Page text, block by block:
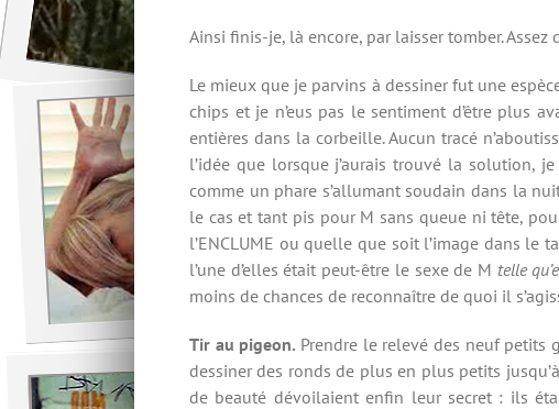
Ainsi finis-je, là encore, par laisser tomber.
Le mieux que je parvins à dessiner fut une
chips et je n’eus pas le sentiment d’être plus
entières dans la corbeille. Aucun tracé
l’idée que lorsque j’aurais trouvé la solution,
comme un phare s’allumant soudain dans la
le cas et tant pis pour M sans queue ni tête,
l’ENCLUME ou quelle que soit l’image dans le
l’une d’elles était peut-être le sexe de M telle
moins de chances de reconnaître de quoi il
Tir au pigeon. Prendre le relevé des neuf petits
dessiner des ronds de plus en plus petits
de beauté dévoilaient enfin leur secret : ils